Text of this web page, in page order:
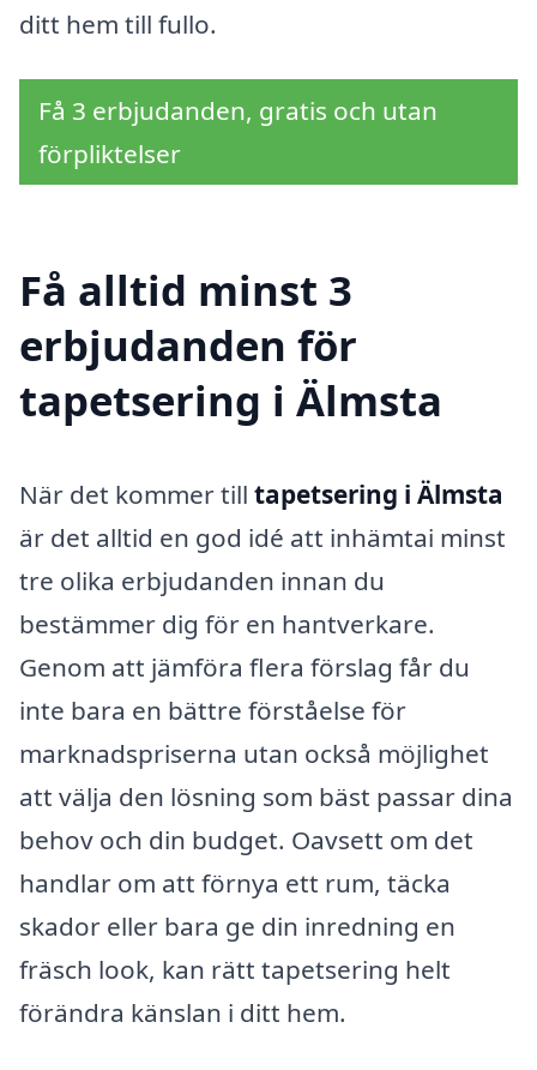
ditt hem till fullo.
Få 3 erbjudanden, gratis och utan
förpliktelser
Få alltid minst 3
erbjudanden för
tapetsering i Älmsta
När det kommer till tapetsering i Älmsta
är det alltid en god idé att inhämtai minst
tre olika erbjudanden innan du
bestämmer dig för en hantverkare.
Genom att jämföra flera förslag får du
inte bara en bättre förståelse för
marknadspriserna utan också möjlighet
att välja den lösning som bäst passar dina
behov och din budget. Oavsett om det
handlar om att förnya ett rum, täcka
skador eller bara ge din inredning en
fräsch look, kan rätt tapetsering helt
förändra känslan i ditt hem.